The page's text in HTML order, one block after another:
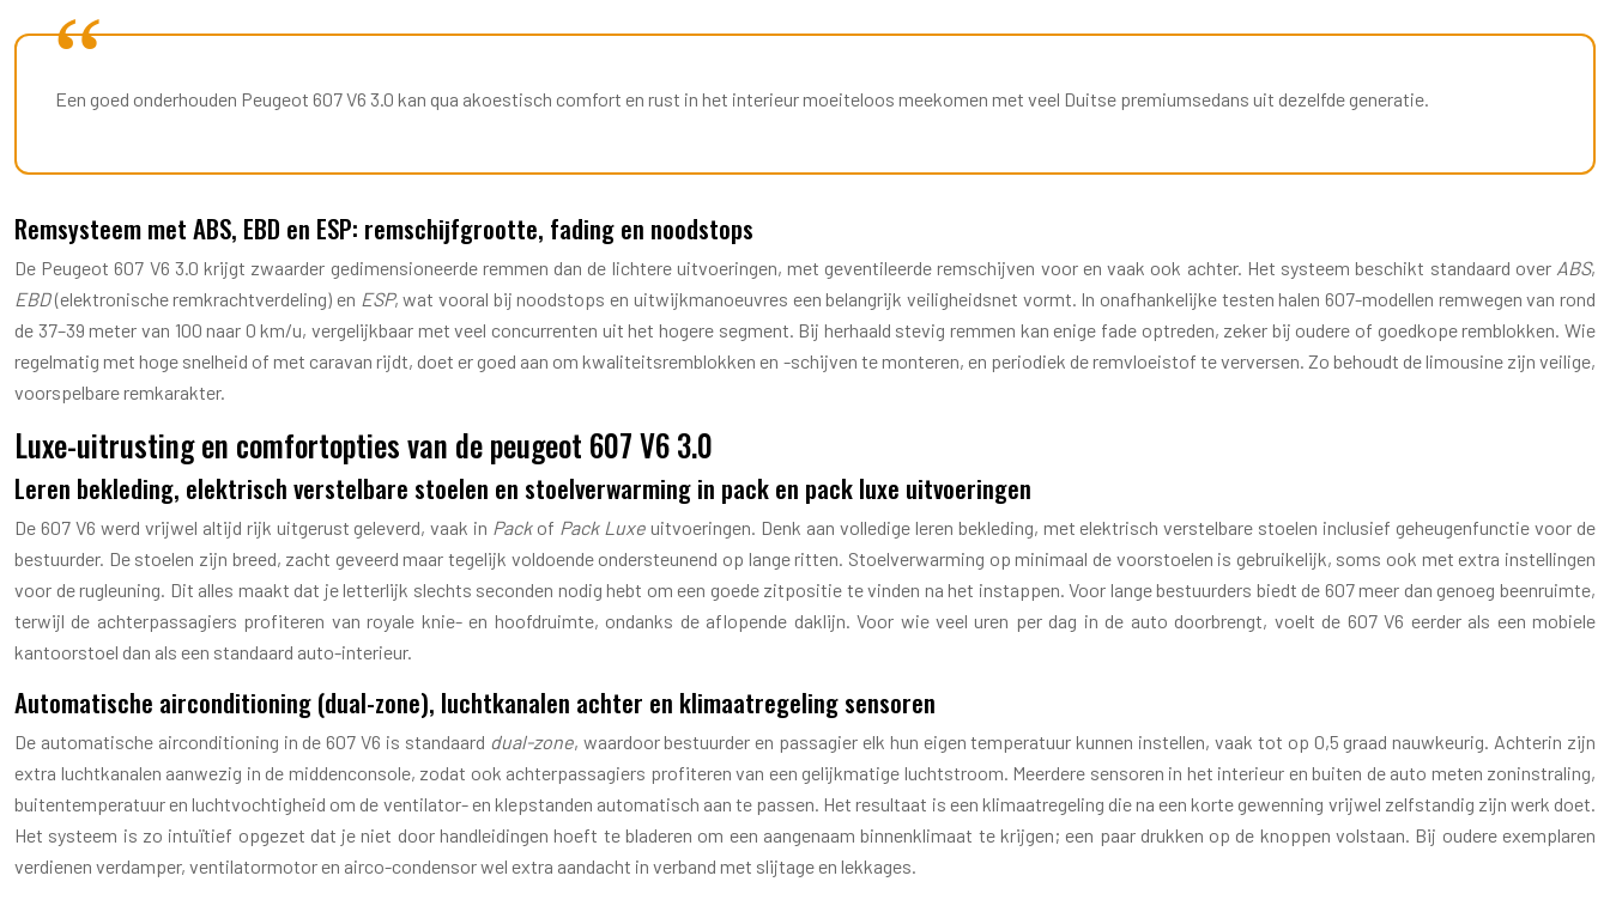
Een goed onderhouden Peugeot 607 V6 3.0 kan qua akoestisch comfort en rust in het interieur moeiteloos meekomen met veel Duitse premiumsedans uit dezelfde generatie.
Remsysteem met ABS, EBD en ESP: remschijfgrootte, fading en noodstops
De Peugeot 607 V6 3.0 krijgt zwaarder gedimensioneerde remmen dan de lichtere uitvoeringen, met geventileerde remschijven voor en vaak ook achter. Het systeem beschikt standaard over ABS,
EBD(elektronische remkrachtverdeling) en ESP, wat vooral bij noodstops en uitwijkmanoeuvres een belangrijk veiligheidsnet vormt. In onafhankelijke testen halen 607-modellen remwegen van rond
de 37–39 meter van 100 naar 0 km/u, vergelijkbaar met veel concurrenten uit het hogere segment. Bij herhaald stevig remmen kan enige fade optreden, zeker bij oudere of goedkope remblokken. Wie
regelmatig met hoge snelheid of met caravan rijdt, doet er goed aan om kwaliteitsremblokken en -schijven te monteren, en periodiek de remvloeistof te verversen. Zo behoudt de limousine zijn veilige,
voorspelbare remkarakter.
Luxe-uitrusting en comfortopties van de peugeot 607 V6 3.0
Leren bekleding, elektrisch verstelbare stoelen en stoelverwarming in pack en pack luxe uitvoeringen
De 607 V6 werd vrijwel altijd rijk uitgerust geleverd, vaak in Packof Pack Luxe uitvoeringen. Denk aan volledige leren bekleding, met elektrisch verstelbare stoelen inclusief geheugenfunctie voor de
bestuurder. De stoelen zijn breed, zacht geveerd maar tegelijk voldoende ondersteunend op lange ritten. Stoelverwarming op minimaal de voorstoelen is gebruikelijk, soms ook met extra instellingen
voor de rugleuning. Dit alles maakt dat je letterlijk slechts seconden nodig hebt om een goede zitpositie te vinden na het instappen. Voor lange bestuurders biedt de 607 meer dan genoeg beenruimte,
terwijl de achterpassagiers profiteren van royale knie- en hoofdruimte, ondanks de aflopende daklijn. Voor wie veel uren per dag in de auto doorbrengt, voelt de 607 V6 eerder als een mobiele
kantoorstoel dan als een standaard auto-interieur.
Automatische airconditioning (dual-zone), luchtkanalen achter en klimaatregeling sensoren
De automatische airconditioning in de 607 V6 is standaard dual-zone, waardoor bestuurder en passagier elk hun eigen temperatuur kunnen instellen, vaak tot op 0,5 graad nauwkeurig. Achterin zijn
extra luchtkanalen aanwezig in de middenconsole, zodat ook achterpassagiers profiteren van een gelijkmatige luchtstroom. Meerdere sensoren in het interieur en buiten de auto meten zoninstraling,
buitentemperatuur en luchtvochtigheid om de ventilator- en klepstanden automatisch aan te passen. Het resultaat is een klimaatregeling die na een korte gewenning vrijwel zelfstandig zijn werk doet.
Het systeem is zo intuïtief opgezet dat je niet door handleidingen hoeft te bladeren om een aangenaam binnenklimaat te krijgen; een paar drukken op de knoppen volstaan. Bij oudere exemplaren
verdienen verdamper, ventilatormotor en airco-condensor wel extra aandacht in verband met slijtage en lekkages.